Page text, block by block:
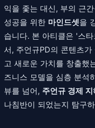
익을 좇는 대신, 부의 근
성공을 위한 마인드셋을
습니다. 본 아티클은 '스
서, 주언규PD의 콘텐츠
고 새로운 가치를 창출했
즈니스 모델을 심층 분석
뷰를 넘어, 주언규 경제 지
나침반이 되었는지 탐구